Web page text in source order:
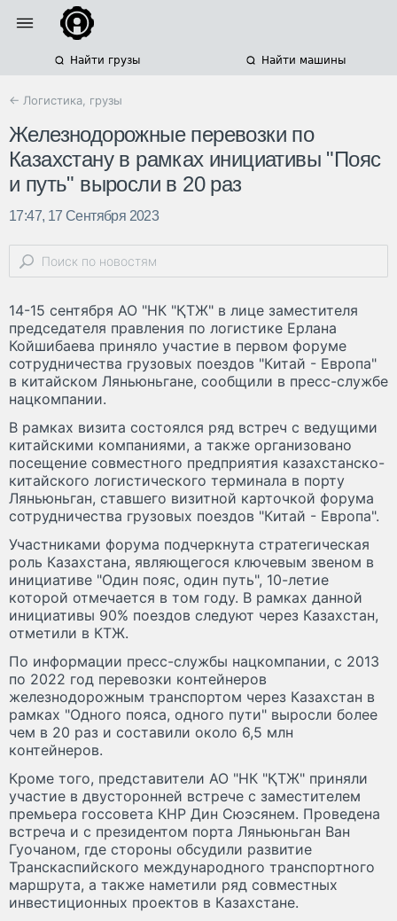
Найти грузы Найти машины
← Логистика, грузы
Железнодорожные перевозки по
Казахстану в рамках инициативы "Пояс
и путь" выросли в 20 раз
17:47, 17 Сентября 2023
14-15 сентября АО "НК "ҚТЖ" в лице заместителя
председателя правления по логистике Ерлана
Койшибаева приняло участие в первом форуме
сотрудничества грузовых поездов "Китай - Европа"
в китайском Ляньюньгане, сообщили в пресс-службе
нацкомпании.
В рамках визита состоялся ряд встреч с ведущими
китайскими компаниями, а также организовано
посещение совместного предприятия казахстанско-
китайского логистического терминала в порту
Ляньюньган, ставшего визитной карточкой форума
сотрудничества грузовых поездов "Китай - Европа".
Участниками форума подчеркнута стратегическая
роль Казахстана, являющегося ключевым звеном в
инициативе "Один пояс, один путь", 10-летие
которой отмечается в том году. В рамках данной
инициативы 90% поездов следуют через Казахстан,
отметили в КТЖ.
По информации пресс-службы нацкомпании, с 2013
по 2022 год перевозки контейнеров
железнодорожным транспортом через Казахстан в
рамках "Одного пояса, одного пути" выросли более
чем в 20 раз и составили около 6,5 млн
контейнеров.
Кроме того, представители АО "НК "ҚТЖ" приняли
участие в двусторонней встрече с заместителем
премьера госсовета КНР Дин Сюэсянем. Проведена
встреча и с президентом порта Ляньюньган Ван
Гуочаном, где стороны обсудили развитие
Транскаспийского международного транспортного
маршрута, а также наметили ряд совместных
инвестиционных проектов в Казахстане.